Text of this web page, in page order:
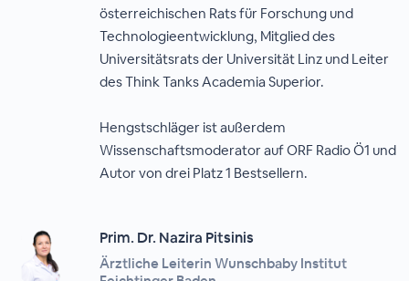
österreichischen Rats für Forschung und
Technologieentwicklung, Mitglied des
Universitätsrats der Universität Linz und Leiter
des Think Tanks Academia Superior.
Hengstschläger ist außerdem
Wissenschaftsmoderator auf ORF Radio Ö1 und
Autor von drei Platz 1 Bestsellern.
Prim. Dr. Nazira Pitsinis
Ärztliche Leiterin Wunschbaby Institut